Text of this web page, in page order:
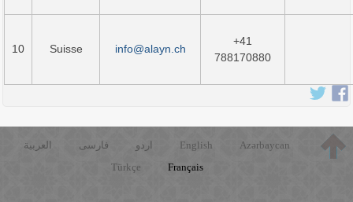
10 Suisse info@alayn.ch
+41
788170880
العربية فارسی اردو English
Azərbaycan
Türkçe
Français